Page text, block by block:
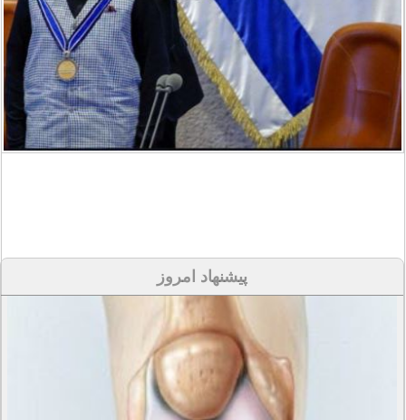
پیشنهاد امروز